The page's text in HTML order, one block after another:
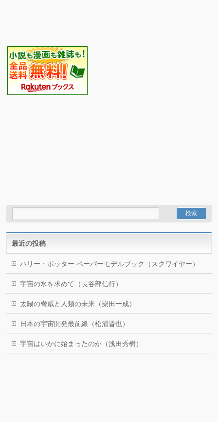
最近の投稿
ハリー・ポッター ペーパーモデルブック（スクワイヤー）
宇宙の水を求めて（長谷部信行）
太陽の脅威と人類の未来（柴田一成）
日本の宇宙開発最前線（松浦晋也）
宇宙はいかに始まったのか（浅田秀樹）